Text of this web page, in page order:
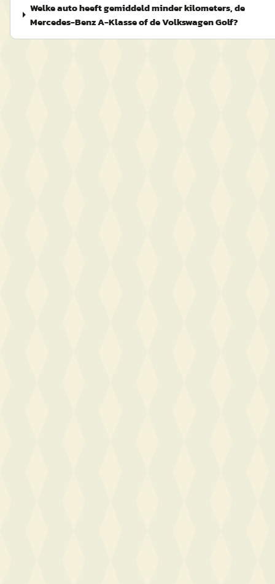
Welke auto heeft gemiddeld minder kilometers, de
Mercedes-Benz A-Klasse of de Volkswagen Golf?